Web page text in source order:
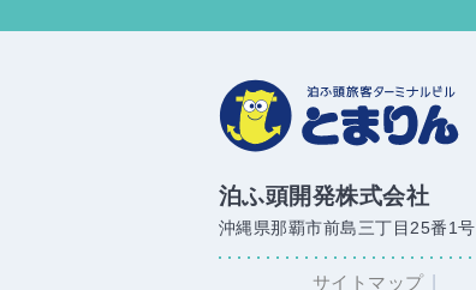
泊ふ頭開発株式会社
沖縄県那覇市前島三丁目25番1号
サイトマップ